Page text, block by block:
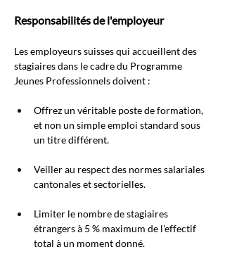
Responsabilités de l'employeur
Les employeurs suisses qui accueillent des
stagiaires dans le cadre du Programme
Jeunes Professionnels doivent :
Offrez un véritable poste de formation,
et non un simple emploi standard sous
un titre différent.
Veiller au respect des normes salariales
cantonales et sectorielles.
Limiter le nombre de stagiaires
étrangers à 5 % maximum de l'effectif
total à un moment donné.